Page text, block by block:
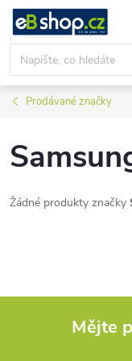
Přejít
obsah
Prodávané značky
Žádné produkty značky
Mějte